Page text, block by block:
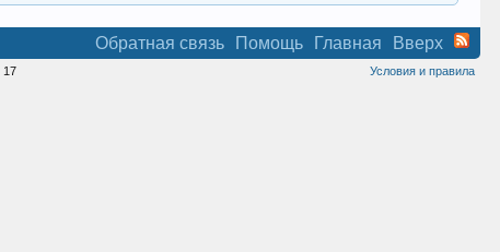
Обратная связь Помощь Главная Вверх
Условия и правила
17